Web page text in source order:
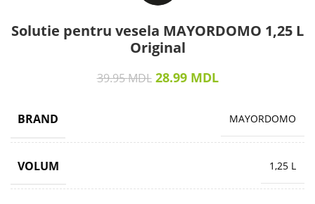
Solutie pentru vesela MAYORDOMO 1,25 L
Original
39.95MDL 28.99 MDL
BRAND MAYORDOMO
VOLUM 1,25 L